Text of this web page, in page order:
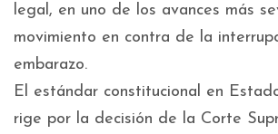
legal, en uno de los avances más
movimiento en contra de la
embarazo.
El estándar constitucional en
rige por la decisión de la Corte